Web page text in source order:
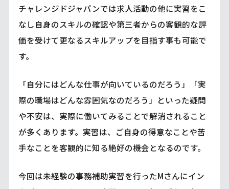
チャレンジドジャパンでは求人活動の他に実習をこ
なし自身のスキルの確認や第三者からの客観的な評
価を受けて更なるスキルアップを目指す事も可能で
す。
「自分にはどんな仕事が向いているのだろう」「実
際の職場はどんな雰囲気なのだろう」といった疑問
や不安は、実際に働いてみることで解消されること
が多くあります。実習は、ご自身の得意なことや苦
手なことを客観的に知る絶好の機会となるのです。
今回は未経験の事務補助実習を行ったMさんにイン